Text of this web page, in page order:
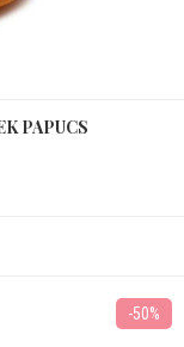
PAPUCS
-50%